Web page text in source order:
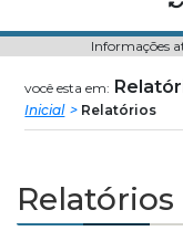
Informações
você esta em:
Inicial Relatórios
Relatórios